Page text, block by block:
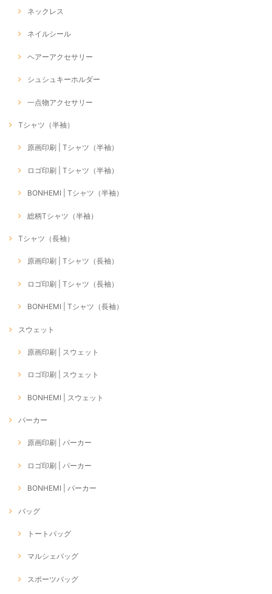
ネックレス
ネイルシール
ヘアーアクセサリー
シュシュキーホルダー
一点物アクセサリー
Tシャツ（半袖）
原画印刷 | Tシャツ（半袖）
ロゴ印刷 | Tシャツ（半袖）
BONHEMI | Tシャツ（半袖）
総柄Tシャツ（半袖）
Tシャツ（長袖）
原画印刷 | Tシャツ（長袖）
ロゴ印刷 | Tシャツ（長袖）
BONHEMI | Tシャツ（長袖）
スウェット
原画印刷 | スウェット
ロゴ印刷 | スウェット
BONHEMI | スウェット
パーカー
原画印刷 | パーカー
ロゴ印刷 | パーカー
BONHEMI | パーカー
バッグ
トートバッグ
マルシェバッグ
スポーツバッグ